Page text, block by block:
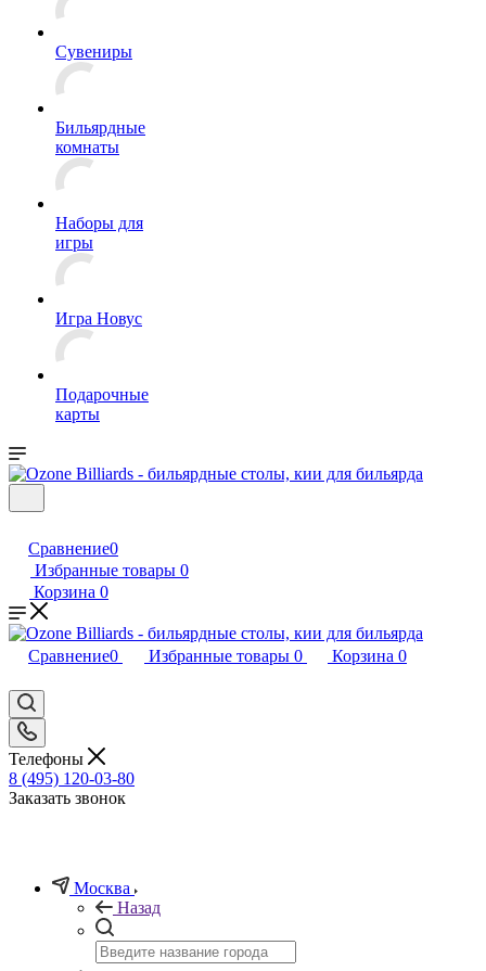
Сувениры
Бильярдные
комнаты
Наборы для
игры
Игра Новус
Подарочные
карты
Сравнение0
Избранные товары 0
Корзина 0
Сравнение0 Избранные товары 0 Корзина 0
Телефоны
8 (495) 120-03-80
Заказать звонок
Москва
Назад